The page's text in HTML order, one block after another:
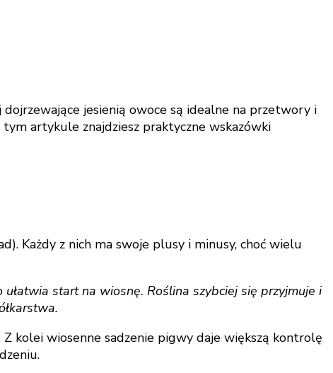
jesienią owoce są idealne na przetwory i
artykule znajdziesz praktyczne wskazówki
Każdy z nich ma swoje plusy i minusy, choć wielu
start na wiosnę. Roślina szybciej się przyjmuje i
Z kolei wiosenne sadzenie pigwy daje większą kontrolę